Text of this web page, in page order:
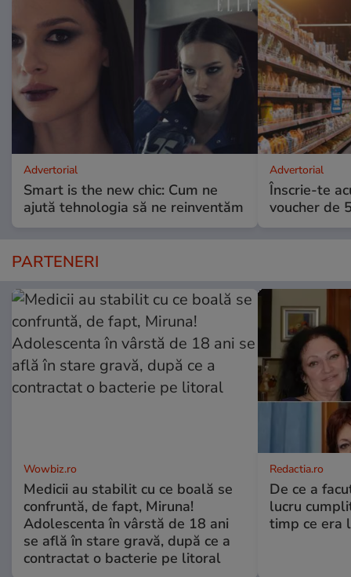
Advertorial
Smart is the new chic: Cum ne
ajută tehnologia să ne reinventăm
Advertorial
Înscrie-te
voucher de
PARTENERI
Wowbiz.ro
Medicii au stabilit cu ce boală se
confruntă, de fapt, Miruna!
Adolescenta în vârstă de 18 ani
se află în stare gravă, după ce a
contractat o bacterie pe litoral
Redactia.ro
De ce a
lucru
timp ce era